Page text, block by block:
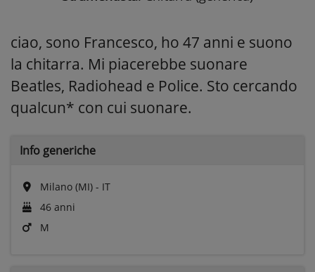
ciao, sono Francesco, ho 47 anni e suono
la chitarra. Mi piacerebbe suonare
Beatles, Radiohead e Police. Sto cercando
qualcun* con cui suonare.
Info generiche
Milano (MI) - IT
46 anni
M